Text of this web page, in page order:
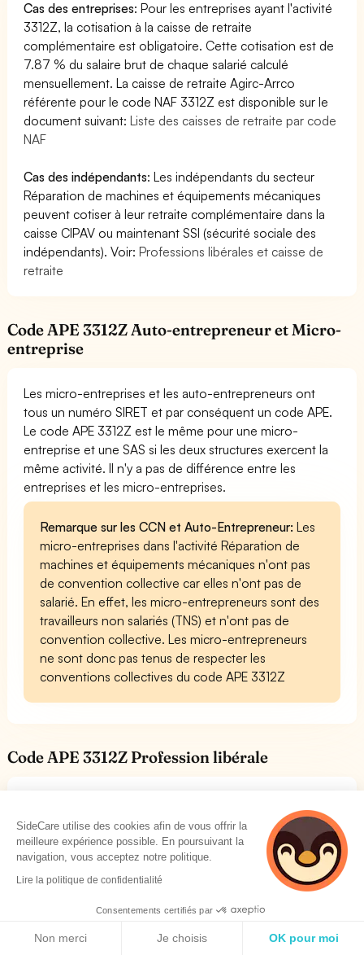
Cas des entreprises: Pour les entreprises ayant l'activité
3312Z, la cotisation à la caisse de retraite
complémentaire est obligatoire. Cette cotisation est de
7.87 % du salaire brut de chaque salarié calculé
mensuellement. La caisse de retraite Agirc-Arrco
référente pour le code NAF 3312Z est disponible sur le
document suivant:Liste des caisses de retraite par code
NAF
Cas des indépendants: Les indépendants du secteur
Réparation de machines et équipements mécaniques
peuvent cotiser à leur retraite complémentaire dans la
caisse CIPAV ou maintenant SSI (sécurité sociale des
indépendants). Voir:Professions libérales et caisse de
retraite
Code APE 3312Z Auto-entrepreneur et Micro-
entreprise
Les micro-entreprises et les auto-entrepreneurs ont
tous un numéro SIRET et par conséquent un code APE.
Le code APE 3312Z est le même pour une micro-
entreprise et une SAS si les deux structures exercent la
même activité. Il n'y a pas de différence entre les
entreprises et les micro-entreprises.
Remarque sur les CCN et Auto-Entrepreneur: Les
micro-entreprises dans l'activité Réparation de
machines et équipements mécaniques n'ont pas
de convention collective car elles n'ont pas de
salarié. En effet, les micro-entrepreneurs sont des
travailleurs non salariés (TNS) et n'ont pas de
convention collective. Les micro-entrepreneurs
ne sont donc pas tenus de respecter les
conventions collectives du code APE 3312Z
Code APE 3312Z Profession libérale
libérales: les professions libérales réglementées et des
professions libérales non réglementées.
Le code APE 3312Z détermine pour les professions
libérales la caisse de retraite principalement. En effet,
pour chaque code APE, un indépendant dépend d'une
caisse de retraite bien précise en fonction de son code
APE.
SideCare utilise des cookies afin de vous offrir la
meilleure expérience possible. En poursuivant la
navigation, vous acceptez notre politique.
Lire la politique de confidentialité
Consentements certifiés par
Non merci Je choisis OK pour moi